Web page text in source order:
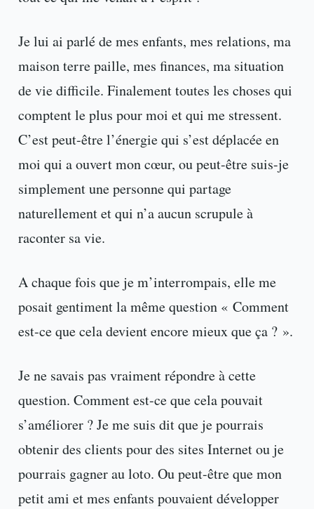
Je lui ai parlé de mes enfants, mes relations, ma
maison terre paille, mes finances, ma situation
de vie difficile. Finalement toutes les choses qui
comptent le plus pour moi et qui me stressent.
C’est peut-être l’énergie qui s’est déplacée en
moi qui a ouvert mon cœur, ou peut-être suis-je
simplement une personne qui partage
naturellement et qui n’a aucun scrupule à
raconter sa vie.
A chaque fois que je m’interrompais, elle me
posait gentiment la même question « Comment
est-ce que cela devient encore mieux que ça ? ».
Je ne savais pas vraiment répondre à cette
question. Comment est-ce que cela pouvait
s’améliorer ? Je me suis dit que je pourrais
obtenir des clients pour des sites Internet ou je
pourrais gagner au loto. Ou peut-être que mon
petit ami et mes enfants pouvaient développer